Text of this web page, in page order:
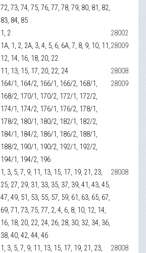
72, 73, 74, 75, 76, 77, 78, 79, 80, 81, 82,
83, 84, 85
1, 2
28002
1А, 1, 2, 2А, 3, 4, 5, 6, 6А, 7, 8, 9, 10, 11,
12, 14, 16, 18, 20, 22
28009
11, 13, 15, 17, 20, 22, 24
28008
164/1, 164/2, 166/1, 166/2, 168/1,
168/2, 170/1, 170/2, 172/1, 172/2,
174/1, 174/2, 176/1, 176/2, 178/1,
178/2, 180/1, 180/2, 182/1, 182/2,
184/1, 184/2, 186/1, 186/2, 188/1,
188/2, 190/1, 190/2, 192/1, 192/2,
194/1, 194/2, 196
28009
1, 3, 5, 7, 9, 11, 13, 15, 17, 19, 21, 23,
25, 27, 29, 31, 33, 35, 37, 39, 41, 43, 45,
47, 49, 51, 53, 55, 57, 59, 61, 63, 65, 67,
69, 71, 73, 75, 77, 2, 4, 6, 8, 10, 12, 14,
16, 18, 20, 22, 24, 26, 28, 30, 32, 34, 36,
38, 40, 42, 44, 46
28008
1, 3, 5, 7, 9, 11, 13, 15, 17, 19, 21, 23,
28008